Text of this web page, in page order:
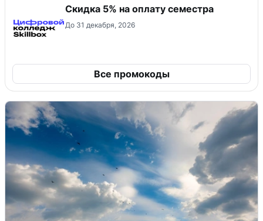
Скидка 5% на оплату семестра
До 31 декабря, 2026
Все промокоды